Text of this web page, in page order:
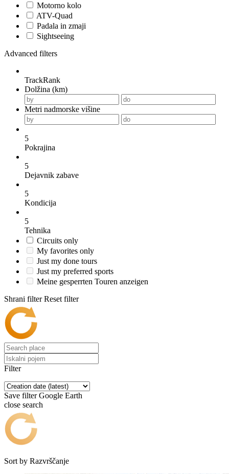
Motorno kolo
ATV-Quad
Padala in zmaji
Sightseeing
Advanced filters
TrackRank
Dolžina (km)
Metri nadmorske višine
5
Pokrajina
5
Dejavnik zabave
5
Kondicija
5
Tehnika
Circuits only
My favorites only
Just my done tours
Just my preferred sports
Meine gesperrten Touren anzeigen
Shrani filter Reset filter
Filter
Save filter Google Earth
close search
Sort by Razvrščanje